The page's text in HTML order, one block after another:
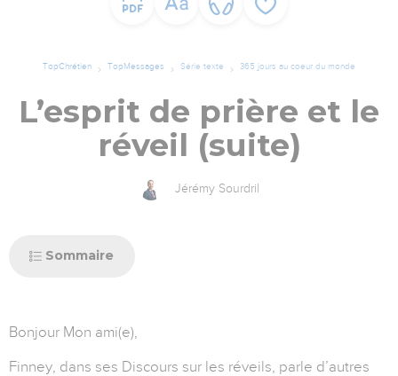
TopChrétien TopMessages Série texte 365 jours au coeur du monde
L’esprit de prière et le
réveil (suite)
Jérémy Sourdril
Sommaire
Bonjour Mon ami(e),
Finney, dans ses Discours sur les réveils, parle d’autres